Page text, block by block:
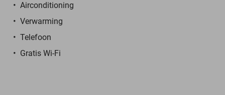
Airconditioning
Verwarming
Telefoon
Gratis Wi-Fi